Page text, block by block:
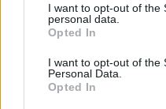
I want to opt-out of the
personal data.
Opted In
I want to opt-out of the
Personal Data.
Opted In
una dinamica
due principali
tra centrodestra e
equilibrio ancora